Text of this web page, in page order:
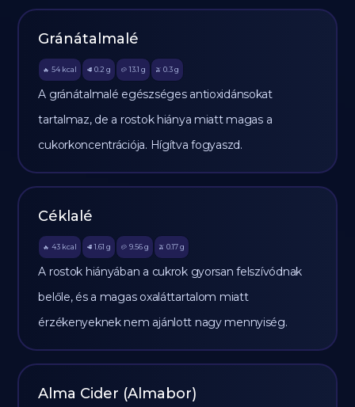
Gránátalmalé
🔥 54 kcal 🥩 0.2 g 🥔 13.1 g 🫒 0.3 g
A gránátalmalé egészséges antioxidánsokat
tartalmaz, de a rostok hiánya miatt magas a
cukorkoncentrációja. Hígítva fogyaszd.
Céklalé
🔥 43 kcal 🥩 1.61 g 🥔 9.56g 🫒 0.17 g
A rostok hiányában a cukrok gyorsan felszívódnak
belőle, és a magas oxaláttartalom miatt
érzékenyeknek nem ajánlott nagy mennyiség.
Alma Cider (Almabor)